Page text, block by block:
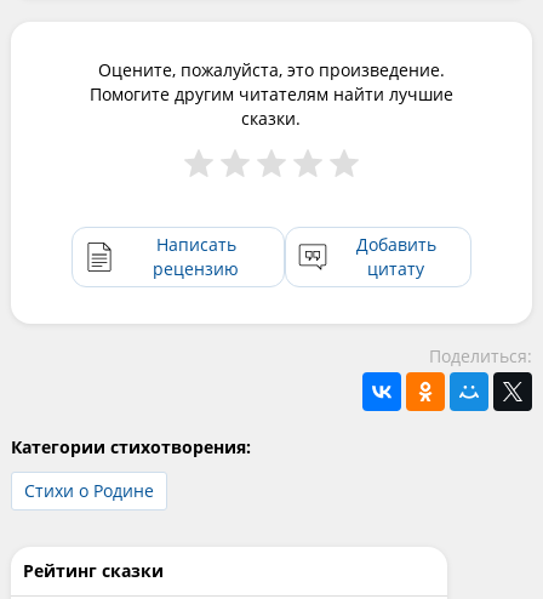
Оцените, пожалуйста, это произведение.
Помогите другим читателям найти лучшие
сказки.
Написать
рецензию
Добавить
цитату
Поделиться:
Категории стихотворения:
Стихи о Родине
Рейтинг сказки